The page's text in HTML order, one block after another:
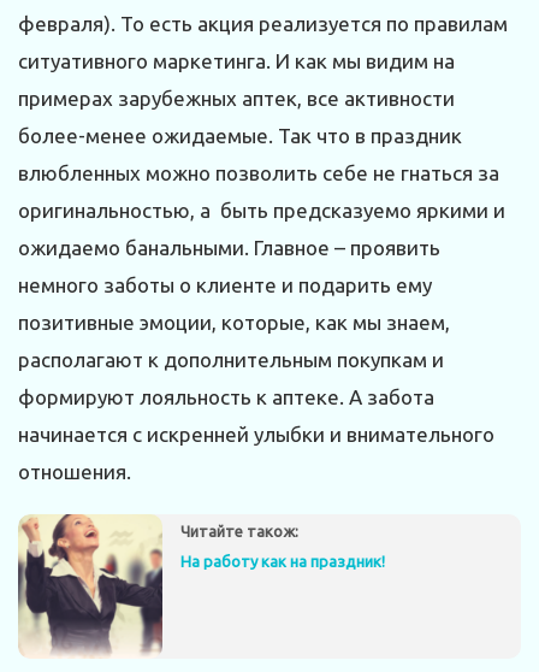
февраля). То есть акция реализуется по правилам
ситуативного маркетинга. И как мы видим на
примерах зарубежных аптек, все активности
более-менее ожидаемые. Так что в праздник
влюбленных можно позволить себе не гнаться за
оригинальностью, а быть предсказуемо яркими и
ожидаемо банальными. Главное – проявить
немного заботы о клиенте и подарить ему
позитивные эмоции, которые, как мы знаем,
располагают к дополнительным покупкам и
формируют лояльность к аптеке. А забота
начинается с искренней улыбки и внимательного
отношения.
Читайте також:
На работу как на праздник!